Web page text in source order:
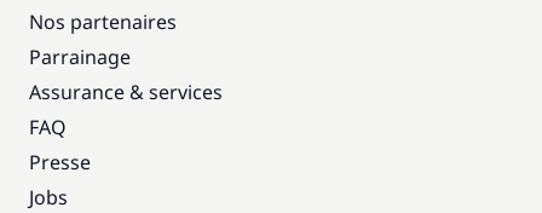
Nos partenaires
Parrainage
Assurance & services
FAQ
Presse
Jobs